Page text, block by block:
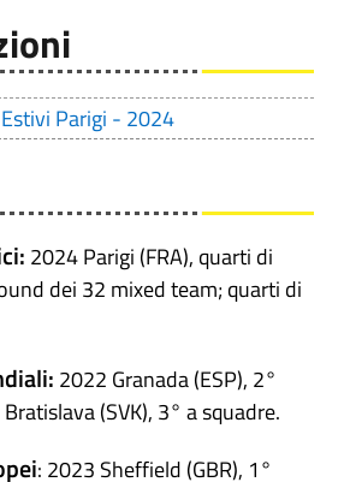
Parigi - 2024
2024 Parigi (FRA), quarti di
dei 32 mixed team; quarti di
2022 Granada (ESP), 2°
(SVK), 3° a squadre.
: 2023 Sheffield (GBR), 1°